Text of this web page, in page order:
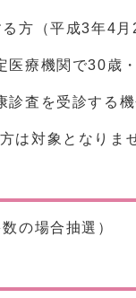
（平成3年4月2
医療機関で30歳
診査を受診する
は対象となりま
の場合抽選）